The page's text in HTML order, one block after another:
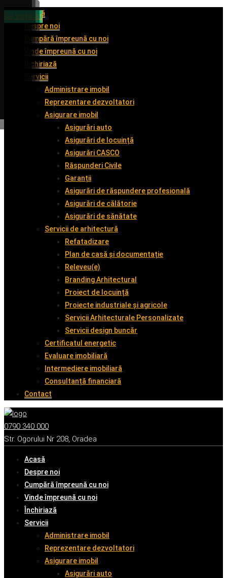
Acasă
Despre noi
Cumpără împreună cu noi
Vinde împreună cu noi
Închiriază
Servicii
Administrare imobil
Reprezentare dezvoltatori
Asigurare imobil
Asigurări auto
Asigurări de locuință
Asigurări CASCO
Răspunderi Civile
Garanții
Asigurări de răspundere profesională
Asigurări de călătorie
Asigurări de sănătate
Servicii de arhitectură
Refatadizare
Plan de casă și documentație
Releveu(e)
Branding Arhitectural
Proiect de locuință
Proiecte industriale și agricole
Servicii Arhitecturale Personalizate
Servicii design buncăr
Certificatul energetic
Evaluare imobiliară
Intermediere imobiliară
Consultanță financiară
Contact
0790 340 000
Str. Ogorului Nr 208, Oradea
Acasă
Despre noi
Cumpără împreună cu noi
Vinde împreună cu noi
Închiriază
Servicii
Administrare imobil
Reprezentare dezvoltatori
Asigurare imobil
Asigurări auto
De închiriat
De închiriat
De vânzare
De închiriat